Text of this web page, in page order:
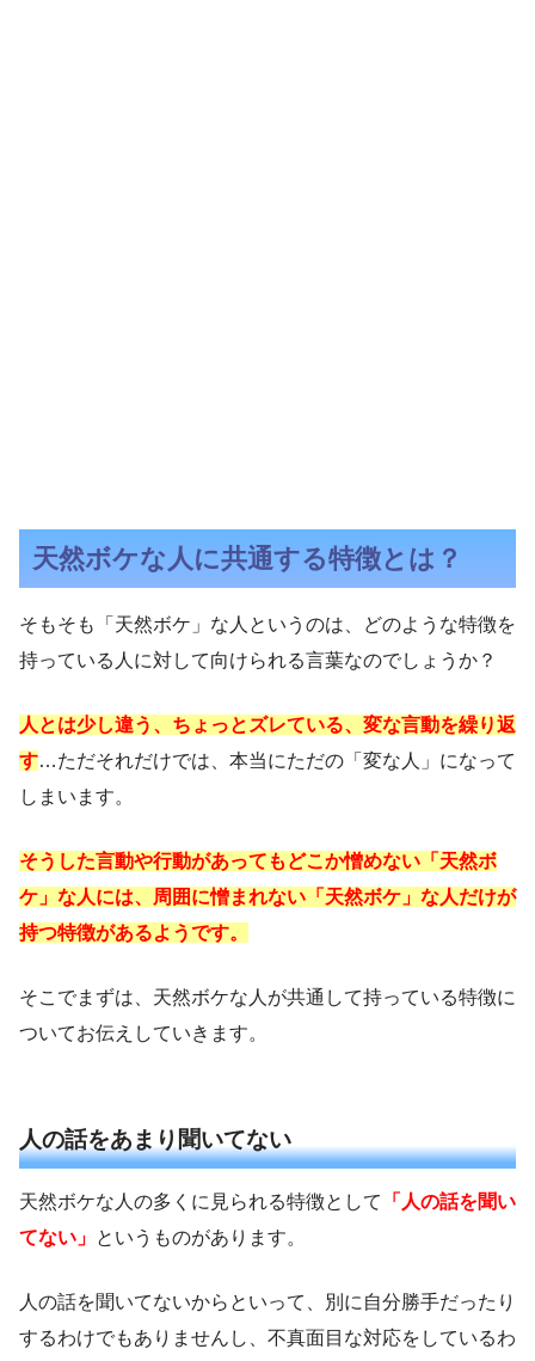
天然ボケな人に共通する特徴とは？
そもそも「天然ボケ」な人というのは、どのような特徴を
持っている人に対して向けられる言葉なのでしょうか？
人とは少し違う、ちょっとズレている、変な言動を繰り返
す…ただそれだけでは、本当にただの「変な人」になって
しまいます。
そうした言動や行動があってもどこか憎めない「天然ボ
ケ」な人には、周囲に憎まれない「天然ボケ」な人だけが
持つ特徴があるようです。
そこでまずは、天然ボケな人が共通して持っている特徴に
ついてお伝えしていきます。
人の話をあまり聞いてない
天然ボケな人の多くに見られる特徴として
「人の話を聞い
てない」 というものがあります。
人の話を聞いてないからといって、別に自分勝手だったり
するわけでもありませんし、不真面目な対応をしているわ